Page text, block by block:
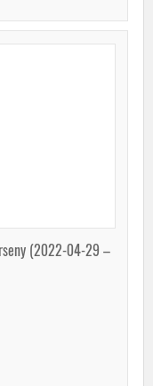
(2022-04-29 –